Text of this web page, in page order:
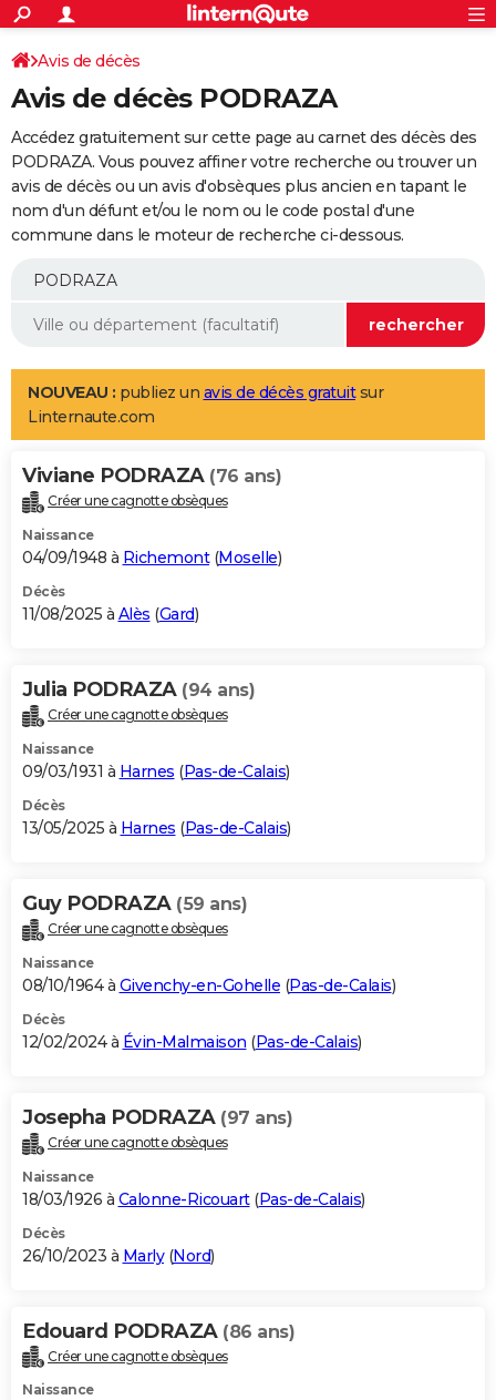
ACTUALITÉS
Politique
Société
Faits Divers
Education
Monde
Villes
+
SPORT
Coupe du monde 2026
Football
Tennis
Cyclisme
Rugby
Forum
Programme TV
TNT
Streaming
Cinéma
Sorties cinéma
Musique
+
FINANCE
Retraite
Epargne
Immobilier
Risques naturels par ville
Banque
Assurance
AUTO
Essais
Réserver un essai
Citadines
Berlines
SUV
Forum auto
+
Mobiles
Meilleur smartphone
Internet
Ordinateurs
Jeux vidéo
Guide high-tech
Aménagement intérieur
LIFESTYLE
Art de vivre
Bien-être
Loisirs
Mode
Modes de vie
Alimentation
Guide de la santé
Maladies
Médicaments
Sommeil
VOYAGE
Destinations
City break
Voyage nature
Voyage de noces
Forum
Climat
+PHOTO
GUIDES D'ACHAT
BONS PLANS
Carte de Noël
Carte Bonne année
Carte Saint-Valentin
Carte Pâques
Carte d'anniversaire
DICTIONNAIRE
Dictionnaire
Biographies
Citations
Expressions
Proverbes
PROGRAMME TV
S'inscrire
Se connecter
Lycées
Collèges
Primaires
Universités
Entreprises
Service militaire
Avis de recherche
AVIS DE DÉCÈS
Bricolage
Lifestyle
Culture
Sport
Auto
Television
Voyage
Cinema
Avis de décès
Avis de décès PODRAZA
Accédez gratuitement sur cette page au carnet des décès des
PODRAZA. Vous pouvez affiner votre recherche ou trouver un
avis de décès ou un avis d'obsèques plus ancien en tapant le
nom d'un défunt et/ou le nom ou le code postal d'une
commune dans le moteur de recherche ci-dessous.
NOUVEAU : publiez un avis de décès gratuitsur
Linternaute.com
Viviane PODRAZA (76 ans)
Créer une cagnotte obsèques
Naissance
04/09/1948 à Richemont(Moselle)
Décès
11/08/2025 à Alès (Gard)
Julia PODRAZA (94 ans)
Créer une cagnotte obsèques
Naissance
09/03/1931 à Harnes (Pas-de-Calais)
Décès
13/05/2025 à Harnes (Pas-de-Calais)
Guy PODRAZA (59 ans)
Créer une cagnotte obsèques
Naissance
08/10/1964 à Givenchy-en-Gohelle (Pas-de-Calais)
Décès
12/02/2024 à Évin-Malmaison (Pas-de-Calais)
Josepha PODRAZA (97 ans)
Créer une cagnotte obsèques
Naissance
18/03/1926 à Calonne-Ricouart(Pas-de-Calais)
Décès
26/10/2023 à Marly(Nord)
Edouard PODRAZA (86 ans)
Créer une cagnotte obsèques
Naissance